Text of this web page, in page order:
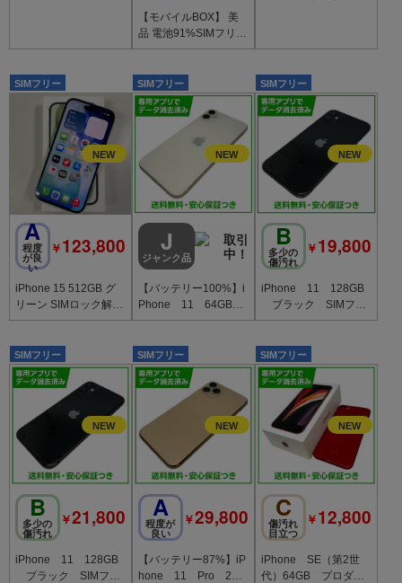
【モバイルBOX】 美
品 電池91%SIMフリー
iPhone15 128GB ブラ
SIMフリー
A
程度
が良
い
￥123,800
iPhone 15 512GB グ
リーン SIMロック解除
済
SIMフリー
J
ジャンク品
【バッテリー100%】i
Phone 11 64GB
ホワイト SIMフリ
SIMフリー
B
多少の
傷汚れ
￥19,800
iPhone 11 128GB
ブラック SIMフリ
ー ソフトバンク版
SIMフリー
B
多少の
傷汚れ
￥21,800
iPhone 11 128GB
ブラック SIMフリ
SIMフリー
A
程度が
良い
￥29,800
【バッテリー87%】iP
hone 11 Pro 256
SIMフリー
C
傷汚れ
目立つ
￥12,800
iPhone SE（第2世
代）64GB プロダク